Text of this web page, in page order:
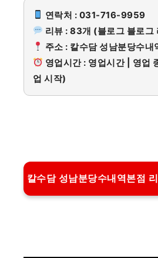
연락처 : 031-716-9959
리뷰 : 83개 (블로그 블로그
주소 : 칼수담 성남분당수내
영업시간 : 영업시간 | 영업
업 시작)
칼수담 성남분당수내역본점